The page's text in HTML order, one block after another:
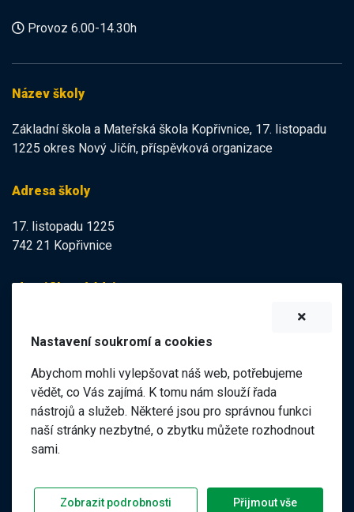
Provoz 6.00-14.30h
Název školy
Základní škola a Mateřská škola Kopřivnice, 17. listopadu
1225 okres Nový Jičín, příspěvková organizace
Adresa školy
17. listopadu 1225
742 21 Kopřivnice
Identifikační údaje
IČO:47998121
Elektronická podatelna
ID datové schránky:
98pgf7m
2026 ZŠ a MŠ 17. listopadu, Kopřivnice | |Předchozí web
Nastavení soukromí a cookies
Abychom mohli vylepšovat náš web, potřebujeme
vědět, co Vás zajímá. K tomu nám slouží řada
nástrojů a služeb. Některé jsou pro správnou funkci
naší stránky nezbytné, o zbytku můžete rozhodnout
sami.
Zobrazit podrobnosti Přijmout vše